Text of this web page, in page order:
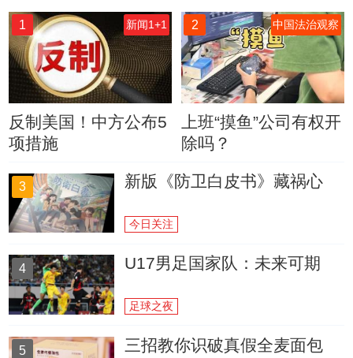
1 新闻1+1
反制美国！中方公布5
项措施
2 中国法治观察
上班“摸鱼”公司有权开
除吗？
3 新版《防卫白皮书》藏祸心
今日关注
4 U17男足国家队：未来可期
足球之夜
5 三招教你识破真假全麦面包